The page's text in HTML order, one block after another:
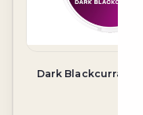
Dark Blackcurrant -